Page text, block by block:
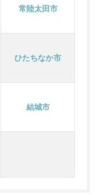
常陸太田市
ひたちなか市
結城市